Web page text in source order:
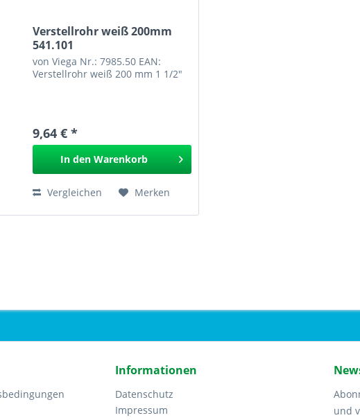
Verstellrohr weiß 200mm
541.101
von Viega Nr.: 7985.50 EAN:
Verstellrohr weiß 200 mm 1 1/2"
9,64 € *
In den Warenkorb
Vergleichen Merken
Informationen
Datenschutz
Impressum
und